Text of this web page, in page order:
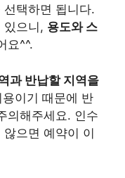
택하면 됩니다.
있으니, 용도와 스
요^^.
과 반납할 지역을
이기 때문에 반
의해주세요. 인수
으면 예약이 이